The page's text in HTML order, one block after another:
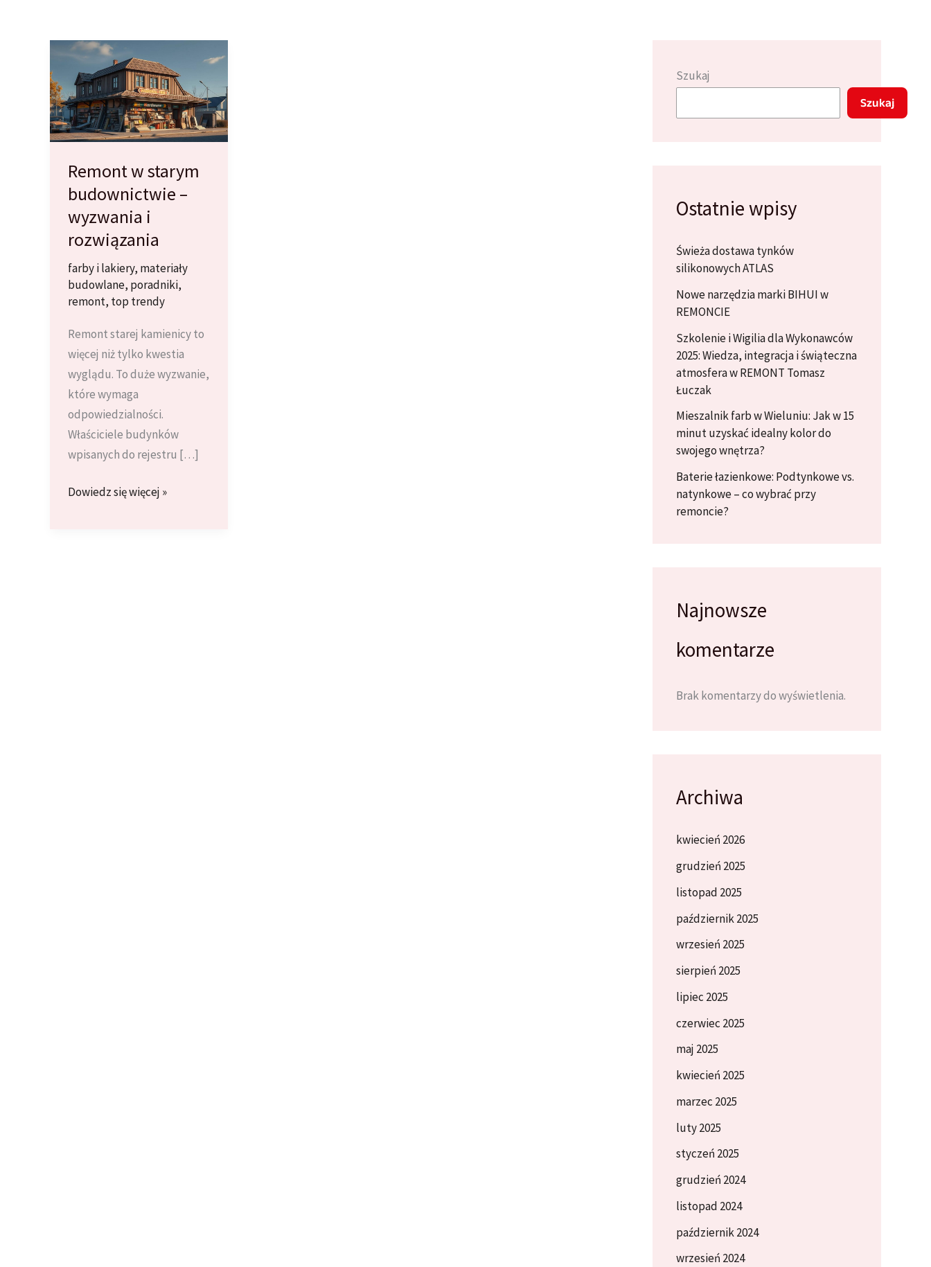
Remont w starym
budownictwie –
wyzwania i
rozwiązania
farby i lakiery, materiały
budowlane, poradniki,
remont, top trendy
Remont starej kamienicy to
więcej niż tylko kwestia
wyglądu. To duże wyzwanie,
które wymaga
odpowiedzialności.
Właściciele budynków
wpisanych do rejestru […]
Remont
Dowiedz się więcej »
Szukaj
Szukaj
Ostatnie wpisy
Świeża dostawa tynków
silikonowych ATLAS
Nowe narzędzia marki BIHUI w
REMONCIE
Szkolenie i Wigilia dla Wykonawców
2025: Wiedza, integracja i świąteczna
atmosfera w REMONT Tomasz
Łuczak
Mieszalnik farb w Wieluniu: Jak w 15
minut uzyskać idealny kolor do
swojego wnętrza?
Baterie łazienkowe: Podtynkowe vs.
natynkowe – co wybrać przy
remoncie?
Najnowsze
komentarze
Brak komentarzy do wyświetlenia.
Archiwa
kwiecień 2026
grudzień 2025
listopad 2025
październik 2025
wrzesień 2025
sierpień 2025
lipiec 2025
czerwiec 2025
maj 2025
kwiecień 2025
marzec 2025
luty 2025
styczeń 2025
grudzień 2024
listopad 2024
październik 2024
wrzesień 2024